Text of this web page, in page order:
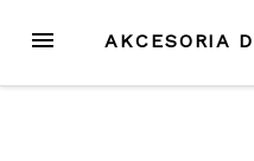
treści
MENU AKCESORIA